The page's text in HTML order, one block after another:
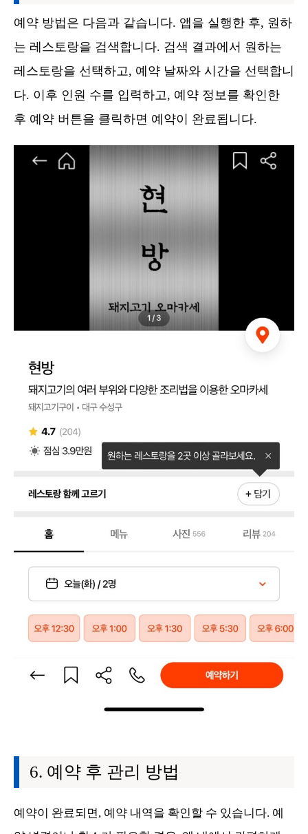
예약 방법은 다음과 같습니다. 앱을 실행한 후, 원하
는 레스토랑을 검색합니다. 검색 결과에서 원하는
레스토랑을 선택하고, 예약 날짜와 시간을 선택합니
다. 이후 인원 수를 입력하고, 예약 정보를 확인한
후 예약 버튼을 클릭하면 예약이 완료됩니다.
예약 후 관리 방법
예약이 완료되면, 예약 내역을 확인할 수 있습니다. 예